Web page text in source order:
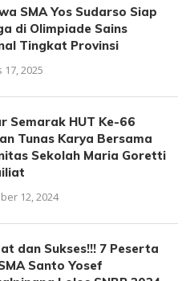
SMA Yos Sudarso Siap
di Olimpiade Sains
Tingkat Provinsi
2025
Semarak HUT Ke-66
Tunas Karya Bersama
Sekolah Maria Goretti
12, 2024
dan Sukses!!! 7 Peserta
Santo Yosef